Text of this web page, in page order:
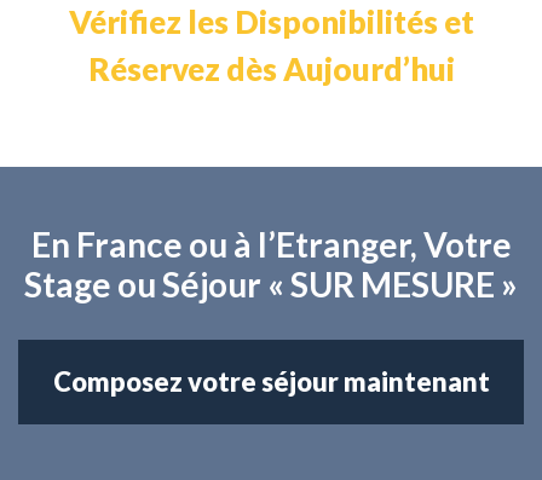
Vérifiez les Disponibilités et
Réservez dès Aujourd’hui
En France ou à l’Etranger, Votre
Stage ou Séjour « SUR MESURE »
Composez votre séjour maintenant